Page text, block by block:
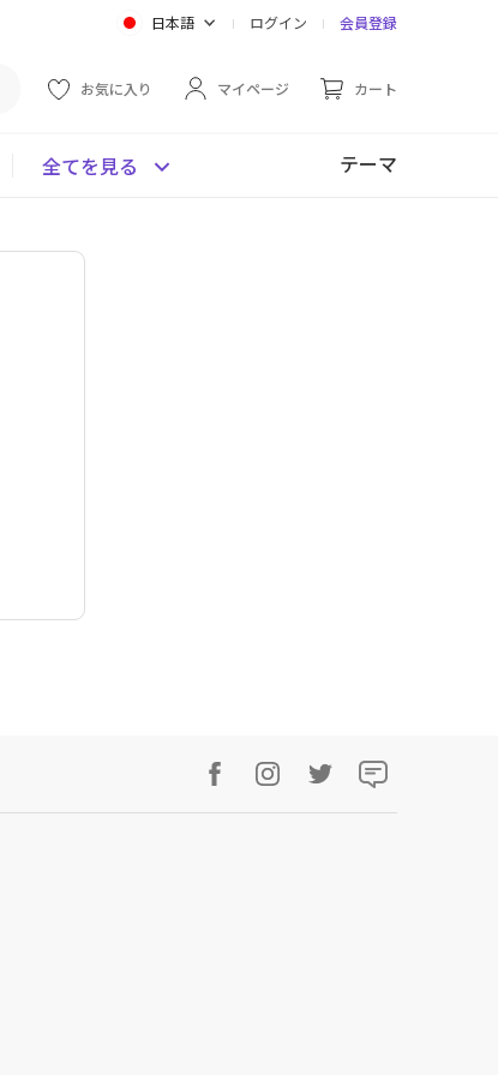
日本語 ログイン 会員登録
お気に入り マイページ カート
全てを見る テーマ